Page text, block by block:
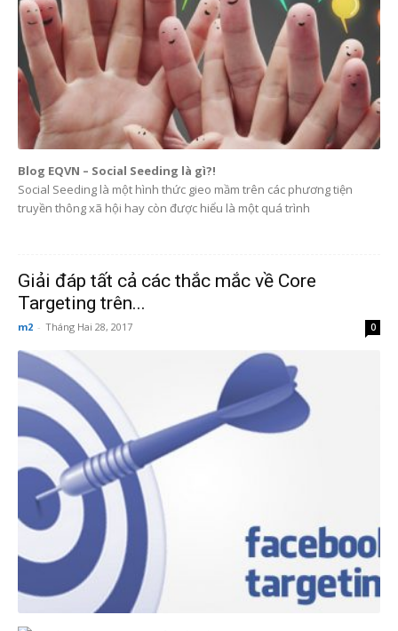
Blog EQVN – Social Seeding là gì?!
Social Seeding là một hình thức gieo mầm trên các phương tiện
truyền thông xã hội hay còn được hiểu là một quá trình
Giải đáp tất cả các thắc mắc về Core
Targeting trên...
m2 - Tháng Hai 28, 2017 0